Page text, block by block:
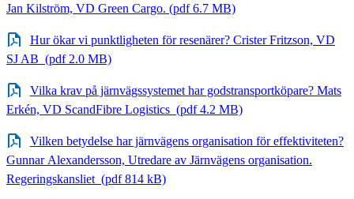
Jan Kilström, VD Green Cargo. (pdf 6.7 MB)
Hur ökar vi punktligheten för resenärer? Crister Fritzson, VD
SJ AB (pdf 2.0 MB)
Vilka krav på järnvägssystemet har godstransportköpare? Mats
Erkén, VD ScandFibre Logistics (pdf 4.2 MB)
Vilken betydelse har järnvägens organisation för effektiviteten?
Gunnar Alexandersson, Utredare av Järnvägens organisation.
Regeringskansliet (pdf 814 kB)